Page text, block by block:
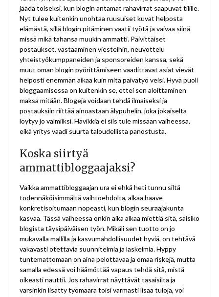
jäädä toiseksi, kun blogin antamat rahavirrat saapuvat tilille.
Nyt tulee kuitenkin unohtaa ruusuiset kuvat helposta
elämästä, sillä blogin pitäminen vaatii työtä ja vaivaa siinä
missä mikä tahansa muukin ammatti. Päivittäiset
postaukset, vastaaminen viesteihin, neuvottelu
yhteistyökumppaneiden ja sponsoreiden kanssa, sekä
muut oman blogin pyörittämiseen vaadittavat asiat vievät
helposti enemmän aikaa kuin mitä päivätyö veisi. Hyvä puoli
bloggaamisessa on kuitenkin se, ettei sen aloittaminen
maksa mitään. Blogeja voidaan tehdä ilmaiseksi ja
postauksiin riittää ainoastaan älypuhelin, joka jokaiselta
löytyy jo valmiiksi. Hävikkiä ei siis tule missään vaiheessa,
eikä yritys vaadi suurta taloudellista panostusta.
Koska siirtyä
ammattibloggaajaksi?
Vaikka ammattibloggaajan ura ei ehkä heti tunnu siltä
todennäköisimmältä vaihtoehdolta, alkaa haave
konkretisoitumaan nopeasti, kun blogin seuraajakunta
kasvaa. Tässä vaiheessa onkin aika alkaa miettiä sitä, saisiko
blogista täysipäiväisen työn. Mikäli sen tuotto on jo
mukavalla mallilla ja kasvumahdollisuudet hyviä, on tehtävä
vakavasti otettavia suunnitelmia ja laskelmia. Hyppy
tuntemattomaan on aina pelottavaa ja omaa riskejä, mutta
samalla edessä voi häämöttää vapaus tehdä sitä, mistä
oikeasti nauttii. Jos rahavirrat näyttävät tasaisilta ja
varsinkin lisätty työmäärä toisi varmasti lisää tuloja, voi